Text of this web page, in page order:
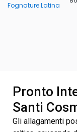
Fognature Latina
Pronto
Santi
Gli allagamenti